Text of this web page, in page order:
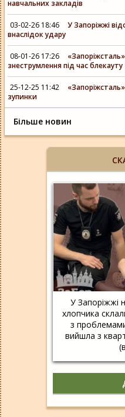
У Запоріжжі
хлопчика
з
вийшла з
навчальних закладів
03-02-26 18:46
У Запоріжжі
внаслідок удару
08-01-26 17:26
знеструмлення під час блекауту
25-12-25 11:42
зупинки
Більше новин